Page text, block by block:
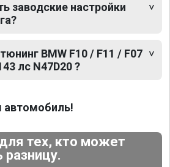
заводские настройки
BMW F10 / F11 / F07
лс N47D20 ?
автомобиль!
тех, кто может
разницу.